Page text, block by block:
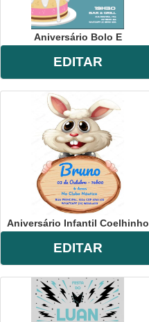
Aniversário Bolo E
EDITAR
Aniversário Infantil Coelhinho
EDITAR